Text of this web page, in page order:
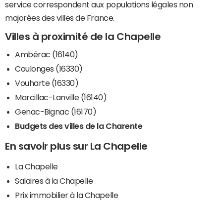
service correspondent aux populations légales non
majorées des villes de France.
Villes à proximité de la Chapelle
Ambérac (16140)
Coulonges (16330)
Vouharte (16330)
Marcillac-Lanville (16140)
Genac-Bignac (16170)
Budgets des villes de la Charente
En savoir plus sur La Chapelle
La Chapelle
Salaires à la Chapelle
Prix immobilier à la Chapelle